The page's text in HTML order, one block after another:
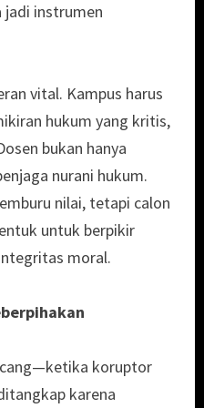
jadi instrumen
vital. Kampus harus
hukum yang kritis,
bukan hanya
nurani hukum.
nilai, tetapi calon
untuk berpikir
moral.
koruptor
karena